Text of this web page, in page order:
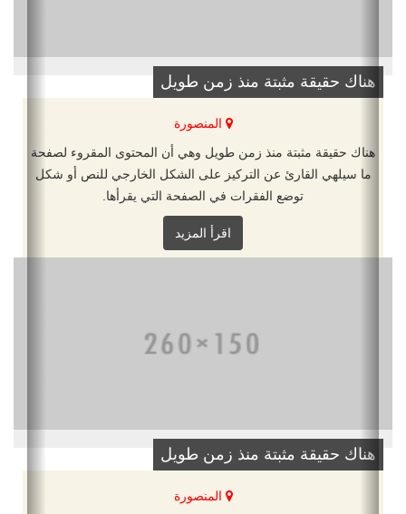
هناك حقيقة مثبتة منذ زمن طويل
المنصورة
هناك حقيقة مثبتة منذ زمن طويل وهي أن المحتوى المقروء لصفحة
ما سيلهي القارئ عن التركيز على الشكل الخارجي للنص أو شكل
توضع الفقرات في الصفحة التي يقرأها.
اقرأ المزيد
هناك حقيقة مثبتة منذ زمن طويل
المنصورة